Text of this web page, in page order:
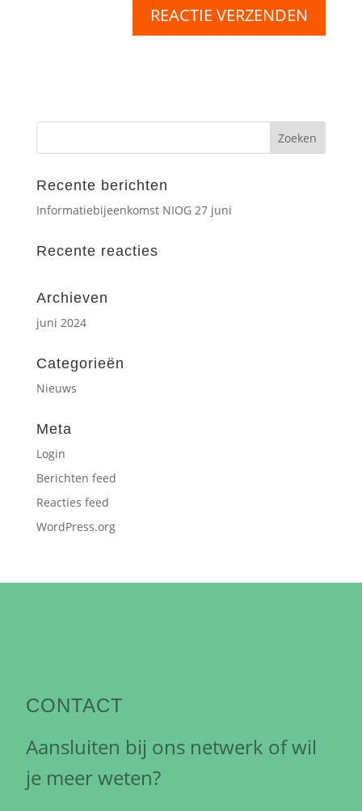
Recente berichten
Informatiebijeenkomst NIOG 27 juni
Recente reacties
Archieven
juni 2024
Categorieën
Nieuws
Meta
Login
Berichten feed
Reacties feed
WordPress.org
CONTACT
Aansluiten bij ons netwerk of wil
je meer weten?